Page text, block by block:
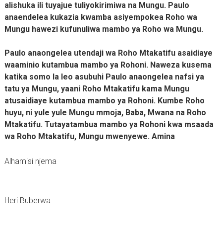
alishuka ili tuyajue tuliyokirimiwa na Mungu. Paulo
anaendelea kukazia kwamba asiyempokea Roho wa
Mungu hawezi kufunuliwa mambo ya Roho wa Mungu.
Paulo anaongelea utendaji wa Roho Mtakatifu asaidiaye
waaminio kutambua mambo ya Rohoni. Naweza kusema
katika somo la leo asubuhi Paulo anaongelea nafsi ya
tatu ya Mungu, yaani Roho Mtakatifu kama Mungu
atusaidiaye kutambua mambo ya Rohoni. Kumbe Roho
huyu, ni yule yule Mungu mmoja, Baba, Mwana na Roho
Mtakatifu. Tutayatambua mambo ya Rohoni kwa msaada
wa Roho Mtakatifu, Mungu mwenyewe. Amina
Alhamisi njema
Heri Buberwa